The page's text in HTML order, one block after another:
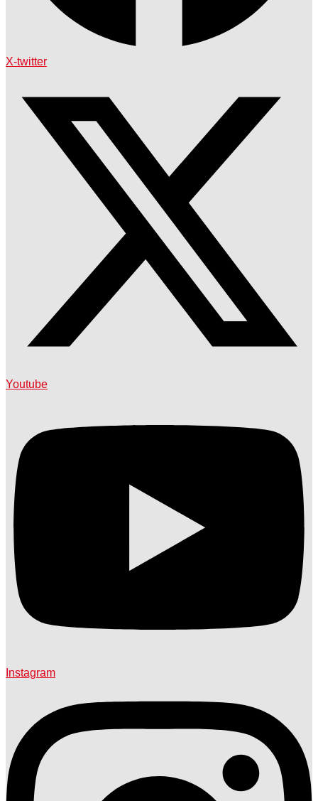
X-twitter
Youtube
Instagram